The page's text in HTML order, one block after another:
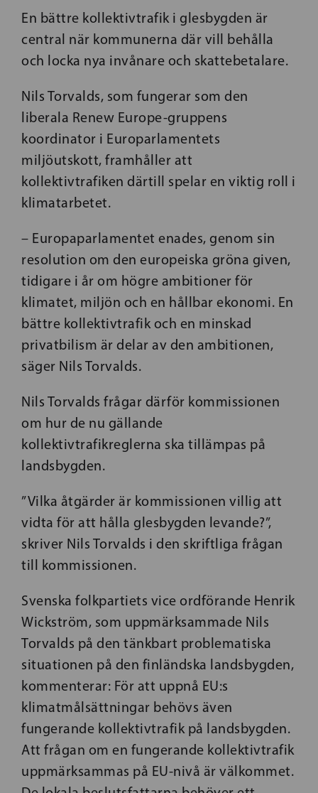
En bättre kollektivtrafik i glesbygden är
central när kommunerna där vill behålla
och locka nya invånare och skattebetalare.
Nils Torvalds, som fungerar som den
liberala Renew Europe-gruppens
koordinator i Europarlamentets
miljöutskott, framhåller att
kollektivtrafiken därtill spelar en viktig roll i
klimatarbetet.
– Europaparlamentet enades, genom sin
resolution om den europeiska gröna given,
tidigare i år om högre ambitioner för
klimatet, miljön och en hållbar ekonomi. En
bättre kollektivtrafik och en minskad
privatbilism är delar av den ambitionen,
säger Nils Torvalds.
Nils Torvalds frågar därför kommissionen
om hur de nu gällande
kollektivtrafikreglerna ska tillämpas på
landsbygden.
”Vilka åtgärder är kommissionen villig att
vidta för att hålla glesbygden levande?”,
skriver Nils Torvalds i den skriftliga frågan
till kommissionen.
Svenska folkpartiets vice ordförande Henrik
Wickström, som uppmärksammade Nils
Torvalds på den tänkbart problematiska
situationen på den finländska landsbygden,
kommenterar: För att uppnå EU:s
klimatmålsättningar behövs även
fungerande kollektivtrafik på landsbygden.
Att frågan om en fungerande kollektivtrafik
uppmärksammas på EU-nivå är välkommet.